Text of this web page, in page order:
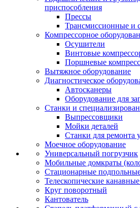
приспособления
Прессы
Трансмиссионные и
Компрессорное
Осушители
Винтовые
Поршневые
Вытяжное оборудование
Диагностическое
Автосканеры
Оборудование для
Станки и
Выпрессовщики
Мойки деталей
Станки для ремонта
Моечное оборудование
Универсальный погрузчик
Мобильные домкраты
Стационарные
Телескопические
Круг поворотный
Кантователь